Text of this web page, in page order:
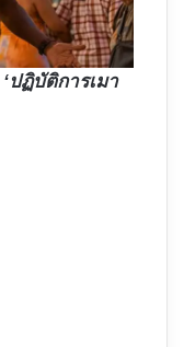
‘ปฏิบัติการเมา